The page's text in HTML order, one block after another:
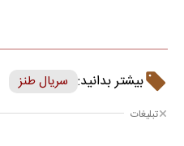
بیشتر بدانید: سریال طنز
تبلیغات